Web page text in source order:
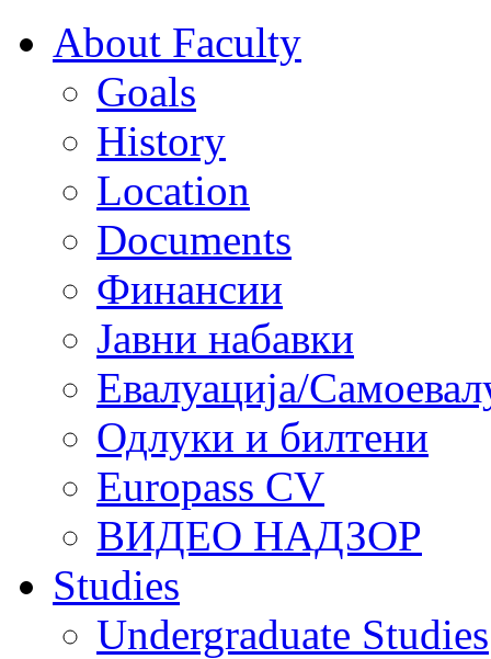
About Faculty
Goals
History
Location
Documents
Финансии
Јавни набавки
Евалуација/
Одлуки и билтени
Europass CV
ВИДЕО НАДЗОР
Studies
Undergraduate Studies